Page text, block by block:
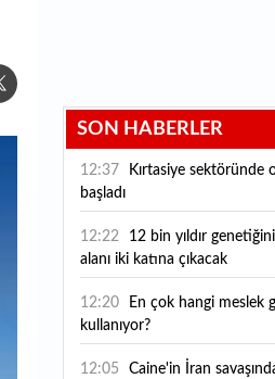
SON HABERLER
12:37
başladı
12:22
alanı iki katına çıkacak
12:20
kullanıyor?
12:05
Caine'in İran savaşından "çıkış yolu" aradığı